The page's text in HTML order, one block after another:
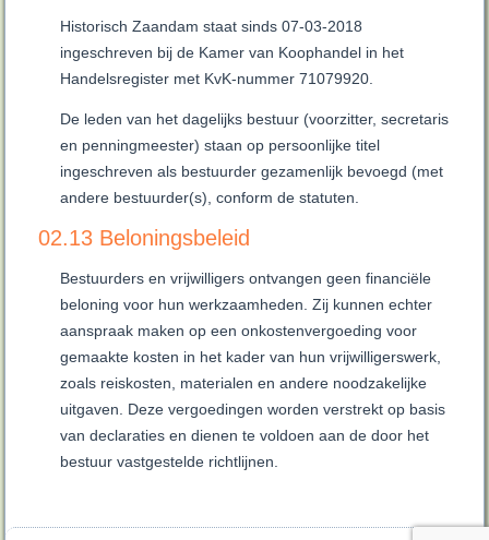
Historisch Zaandam staat sinds 07-03-2018
ingeschreven bij de Kamer van Koophandel in het
Handelsregister met KvK-nummer 71079920.
De leden van het dagelijks bestuur (voorzitter, secretaris
en penningmeester) staan op persoonlijke titel
ingeschreven als bestuurder gezamenlijk bevoegd (met
andere bestuurder(s), conform de statuten.
02.13 Beloningsbeleid
Bestuurders en vrijwilligers ontvangen geen financiële
beloning voor hun werkzaamheden. Zij kunnen echter
aanspraak maken op een onkostenvergoeding voor
gemaakte kosten in het kader van hun vrijwilligerswerk,
zoals reiskosten, materialen en andere noodzakelijke
uitgaven. Deze vergoedingen worden verstrekt op basis
van declaraties en dienen te voldoen aan de door het
bestuur vastgestelde richtlijnen.